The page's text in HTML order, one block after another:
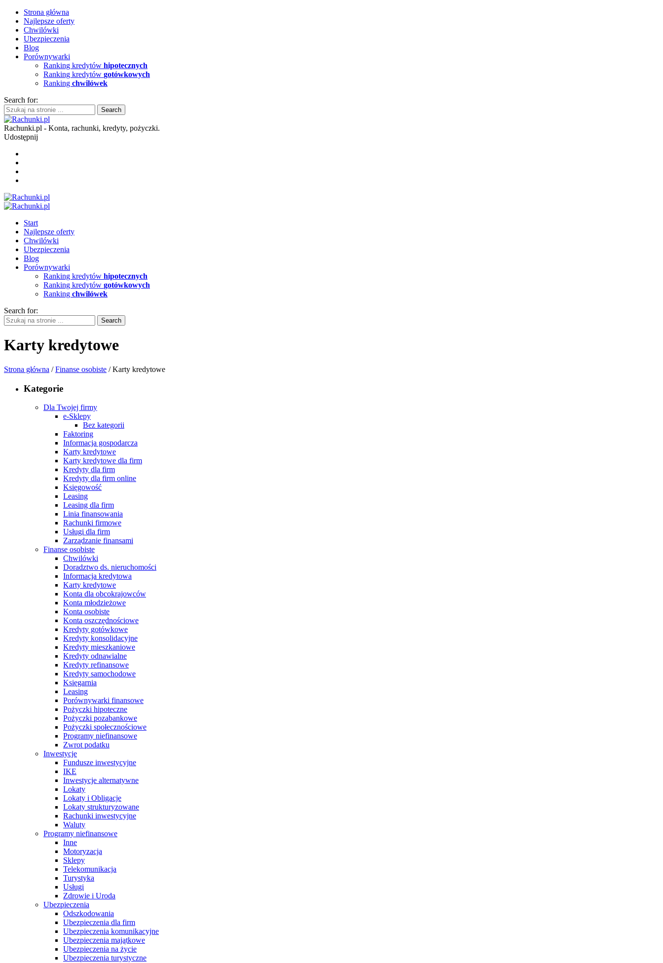
Strona główna
Najlepsze oferty
Chwilówki
Ubezpieczenia
Blog
Porównywarki
Ranking kredytów hipotecznych
Ranking kredytów gotówkowych
Ranking chwilówek
Search for:
Rachunki.pl - Konta, rachunki, kredyty, pożyczki.
Udostępnij
Start
Najlepsze oferty
Chwilówki
Ubezpieczenia
Blog
Porównywarki
Ranking kredytów hipotecznych
Ranking kredytów gotówkowych
Ranking chwilówek
Search for:
Karty kredytowe
Strona główna /Finanse osobiste / Karty kredytowe
Kategorie
Dla Twojej firmy
e-Sklepy
Bez kategorii
Faktoring
Informacja gospodarcza
Karty kredytowe
Karty kredytowe dla firm
Kredyty dla firm
Kredyty dla firm online
Księgowość
Leasing
Leasing dla firm
Linia finansowania
Rachunki firmowe
Usługi dla firm
Zarządzanie finansami
Finanse osobiste
Chwilówki
Doradztwo ds. nieruchomości
Informacja kredytowa
Karty kredytowe
Konta dla obcokrajowców
Konta młodzieżowe
Konta osobiste
Konta oszczędnościowe
Kredyty gotówkowe
Kredyty konsolidacyjne
Kredyty mieszkaniowe
Kredyty odnawialne
Kredyty refinansowe
Kredyty samochodowe
Księgarnia
Leasing
Porównywarki finansowe
Pożyczki hipoteczne
Pożyczki pozabankowe
Pożyczki społecznościowe
Programy niefinansowe
Zwrot podatku
Inwestycje
Fundusze inwestycyjne
IKE
Inwestycje alternatywne
Lokaty
Lokaty i Obligacje
Lokaty strukturyzowane
Rachunki inwestycyjne
Waluty
Programy niefinansowe
Inne
Motoryzacja
Sklepy
Telekomunikacja
Turystyka
Usługi
Zdrowie i Uroda
Ubezpieczenia
Odszkodowania
Ubezpieczenia dla firm
Ubezpieczenia komunikacyjne
Ubezpieczenia majątkowe
Ubezpieczenia na życie
Ubezpieczenia turystyczne